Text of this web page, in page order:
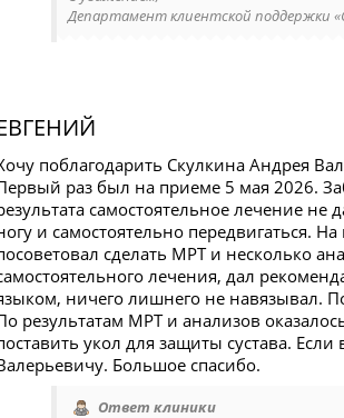
Департамент клиентской поддержки
поблагодарить Скулкина Андрея
раз был на приеме 5 мая 2026.
самостоятельное лечение
и самостоятельно передвигаться.
сделать МРТ и несколько
лечения, дал
ничего лишнего не навязывал.
результатам МРТ и анализов
укол для защиты сустава.
Большое спасибо.
Ответ клиники